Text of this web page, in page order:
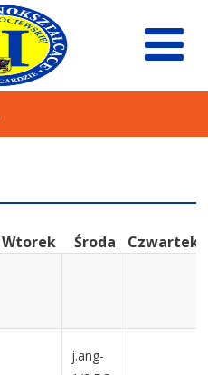
Wtorek Środa Czwartek
j.ang-